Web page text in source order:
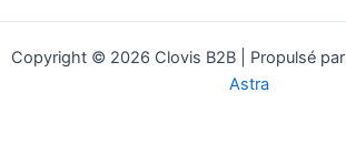
Copyright © 2026 Clovis B2B | Propulsé par
Astra